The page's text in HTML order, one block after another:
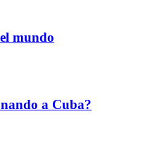
mundo
a Cuba?